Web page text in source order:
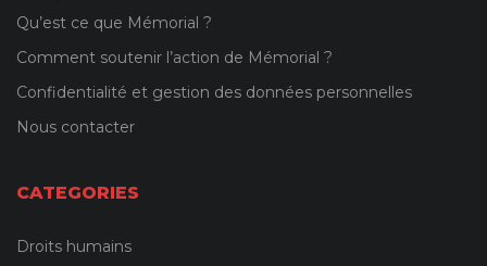
Qu’est ce que Mémorial ?
Comment soutenir l’action de Mémorial ?
Confidentialité et gestion des données personnelles
Nous contacter
CATEGORIES
Droits humains